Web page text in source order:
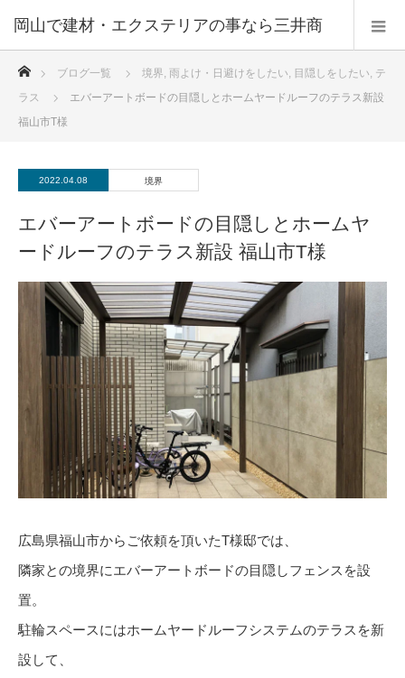
ブログ一覧 境界, 雨よけ・日避けをしたい, 目隠しをしたい, テ
ラス
エバーアートボードの目隠しとホームヤードルーフのテラス新設
福山市T様
2022.04.08 境界
エバーアートボードの目隠しとホームヤ
ードルーフのテラス新設 福山市T様
広島県福山市からご依頼を頂いたT様邸では、
隣家との境界にエバーアートボードの目隠しフェンスを設
置。
駐輪スペースにはホームヤードルーフシステムのテラスを新
設して、